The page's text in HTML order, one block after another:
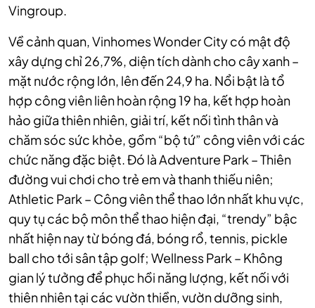
Vingroup.
Về cảnh quan, Vinhomes Wonder City có mật độ
xây dựng chỉ 26,7%, diện tích dành cho cây xanh –
mặt nước rộng lớn, lên đến 24,9 ha. Nổi bật là tổ
hợp công viên liên hoàn rộng 19 ha, kết hợp hoàn
hảo giữa thiên nhiên, giải trí, kết nối tình thân và
chăm sóc sức khỏe, gồm “bộ tứ” công viên với các
chức năng đặc biệt. Đó là Adventure Park – Thiên
đường vui chơi cho trẻ em và thanh thiếu niên;
Athletic Park – Công viên thể thao lớn nhất khu vực,
quy tụ các bộ môn thể thao hiện đại, “trendy” bậc
nhất hiện nay từ bóng đá, bóng rổ, tennis, pickle
ball cho tới sân tập golf; Wellness Park – Không
gian lý tưởng để phục hồi năng lượng, kết nối với
thiên nhiên tại các vườn thiền, vườn dưỡng sinh,